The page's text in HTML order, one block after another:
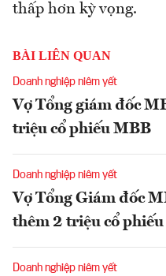
thấp hơn kỳ vọng.
BÀI LIÊN QUAN
Doanh nghiệp niêm yết
Vợ Tổng giám đốc
triệu cổ phiếu MBB
Doanh nghiệp niêm yết
Vợ Tổng Giám đốc
thêm 2 triệu cổ phiếu
Doanh nghiệp niêm yết